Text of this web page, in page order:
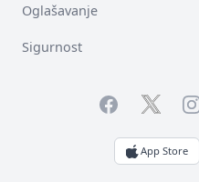
Oglašavanje
Sigurnost
FacebookTwitter
App Store